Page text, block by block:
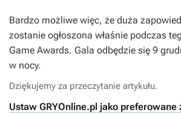
Bardzo możliwe więc, że duża
zostanie ogłoszona właśnie podczas
Game Awards. Gala odbędzie się 9
w nocy.
Dziękujemy za przeczytanie artykułu.
Ustaw GRYOnline.pl jako preferowane